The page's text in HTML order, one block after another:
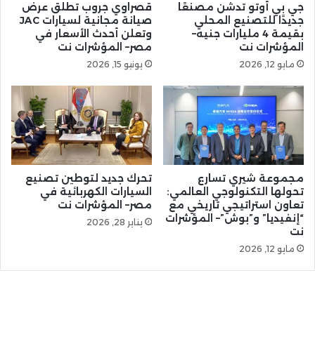
جي بي أوتو تدشن مصنعًا
جديدًا للتصنيع المحلي
بقيمة 4 مليارات جنيه–
المؤشرات نت
مايو 12, 2026
قصراوي جروب تطلق عرض
صيانة مجانية لسيارات JAC
وتعلن أحدث الأسعار في
مصر– المؤشرات نت
يونيو 15, 2026
مجموعة شيري تسارع
تحولها التكنولوجي العالمي:
تعاون استراتيجي تاريخي مع
“إنفيديا” و”بوش”– المؤشرات
نت
مايو 12, 2026
تحرك جديد لتوطين تصنيع
السيارات الكهربائية في
مصر– المؤشرات نت
يناير 28, 2026